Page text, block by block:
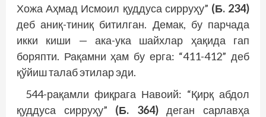
Хожа Аҳмад Исмоил қуддуса сирруҳу” (Б. 234)
деб аниқ-тиниқ битилган. Демак, бу парчада
икки киши — ака-ука шайхлар ҳақида гап
боряпти. Рақамни ҳам бу ерга: “411-412” деб
қўйиш талаб этилар эди.
544-рақамли фиқрага Навоий: “Қирқ абдол
қуддуса сирруҳу” (Б. 364)деган сарлавҳа